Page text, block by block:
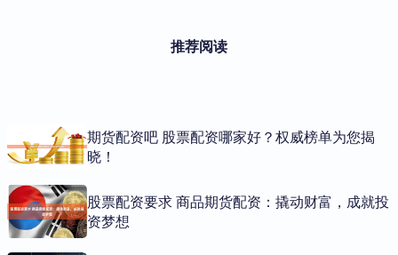
推荐阅读
期货配资吧 股票配资哪家好？权威榜单为您揭
晓！
股票配资要求 商品期货配资：撬动财富，成就投
资梦想